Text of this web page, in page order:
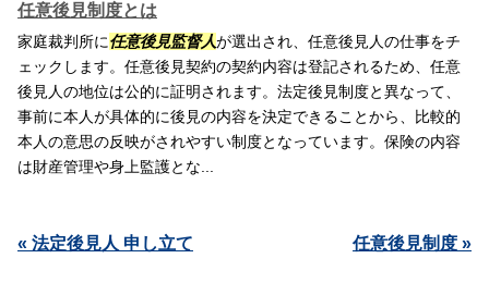
任意後見制度とは
家庭裁判所に任意後見監督人が選出され、任意後見人の仕事をチ
ェックします。任意後見契約の契約内容は登記されるため、任意
後見人の地位は公的に証明されます。法定後見制度と異なって、
事前に本人が具体的に後見の内容を決定できることから、比較的
本人の意思の反映がされやすい制度となっています。保険の内容
は財産管理や身上監護とな...
« 法定後見人 申し立て 任意後見制度 »